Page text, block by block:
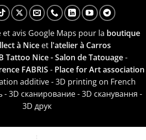
avis Google Maps pour la boutique
à Nice et l'atelier à Carros
Tattoo Nice - Salon de Tatouage-
FABRIS - Place for Art association
additive - 3D printing on French
- 3D сканирование - 3D сканування -
3D друк